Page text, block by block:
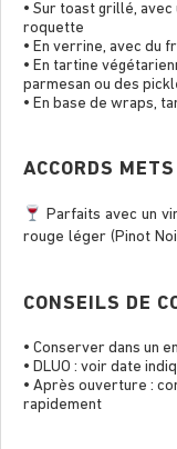
• Sur toast grillé, avec
roquette
• En verrine, avec du
• En tartine
parmesan ou des
• En base de wraps,
ACCORDS
Parfaits avec un
rouge léger (Pinot
CONSEILS DE
• Conserver dans un
• DLUO : voir date
• Après ouverture :
rapidement